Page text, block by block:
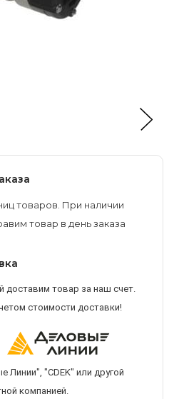
товаров. При наличии
товар в день заказа
доставим товар за наш счет.
стоимости доставки!
"CDEK" или другой
компанией.